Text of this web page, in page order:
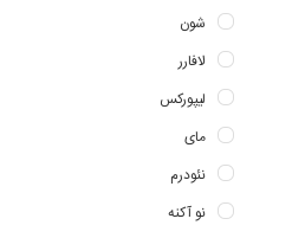
شون
لافارر
لیپورکس
مای
نئودرم
نو آکنه